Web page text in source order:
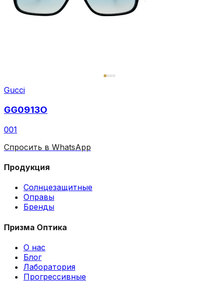
Gucci
GG0913O
001
Спросить в WhatsApp
Продукция
Солнцезащитные
Оправы
Бренды
Призма Оптика
О нас
Блог
Лаборатория
Прогрессивные